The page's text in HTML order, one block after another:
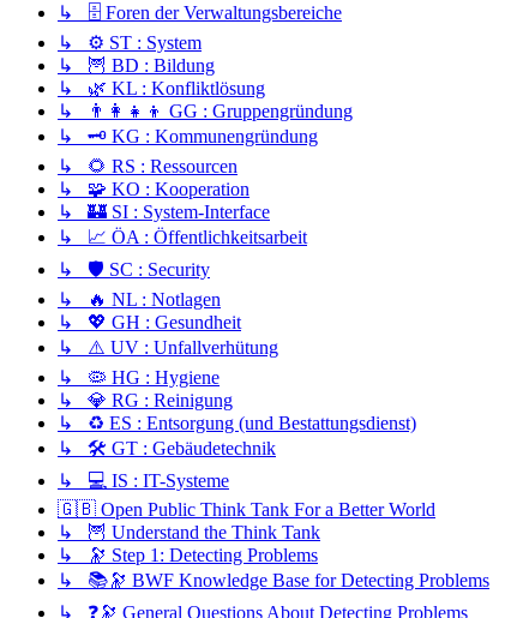
↳ 🗄️ Foren der Verwaltungsbereiche
↳ ⚙️ ST : System
↳ 🦉 BD : Bildung
↳ 🌿 KL : Konfliktlösung
↳ 👨‍👩‍👧‍👦 GG : Gruppengründung
↳ 🗝️ KG : Kommunengründung
↳ 🌻 RS : Ressourcen
↳ 🧩 KO : Kooperation
↳ 🏰 SI : System-Interface
↳ 📈 ÖA : Öffentlichkeitsarbeit
↳ 🛡️ SC : Security
↳ 🔥 NL : Notlagen
↳ 💖 GH : Gesundheit
↳ ⚠️ UV : Unfallverhütung
↳ 🦠 HG : Hygiene
↳ 💎 RG : Reinigung
↳ ♻️ ES : Entsorgung (und Bestattungsdienst)
↳ 🛠️ GT : Gebäudetechnik
↳ 💻 IS : IT-Systeme
🇬🇧 Open Public Think Tank For a Better World
↳ 🦉 Understand the Think Tank
↳ 🔭 Step 1: Detecting Problems
↳ 📚🔭 BWF Knowledge Base for Detecting Problems
↳ ❓🔭 General Questions About Detecting Problems